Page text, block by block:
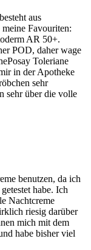
aus
Favouriten:
AR 50+.
POD, daher wage
Toleriane
in der Apotheke
sehr
sehr über die volle
benutzen, da ich
habe. Ich
Nachtcreme
riesig darüber
mich mit dem
habe bisher viel